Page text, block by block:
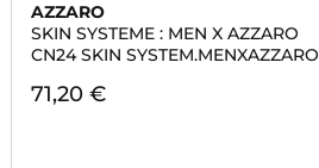
AZZARO
SKIN SYSTEME : MEN X AZZARO
CN24 SKIN SYSTEM.MENXAZZARO
71,20 €